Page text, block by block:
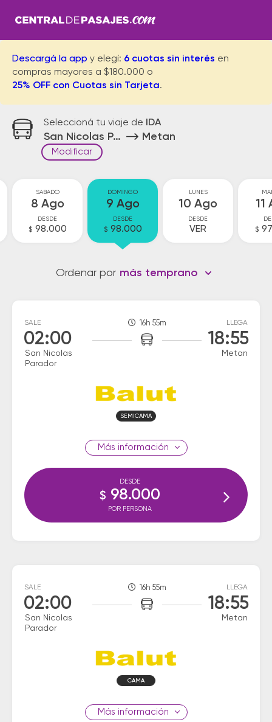
Descargá la app y elegí: 6 cuotas sin interés en
compras mayores a $180.000 o
25% OFF con Cuotas sin Tarjeta.
Seleccioná tu viaje de IDA
San Nicolas Parador Metan
Modificar
SABADO
8 Ago
DESDE
$ 98.000
DOMINGO
9 Ago
DESDE
$ 98.000
LUNES
10 Ago
DESDE
VER
11
$
Ordenar por más temprano
SALE
02:00
San Nicolas
Parador
16h 55m LLEGA
18:55
Metan
SEMICAMA
información
DESDE
$ 98.000
POR PERSONA
SALE
02:00
San Nicolas
Parador
16h 55m LLEGA
18:55
Metan
CAMA
información